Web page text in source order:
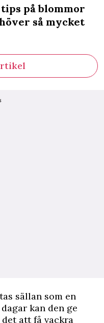
på blommor
så mycket
sällan som en
kan den ge
att få vackra